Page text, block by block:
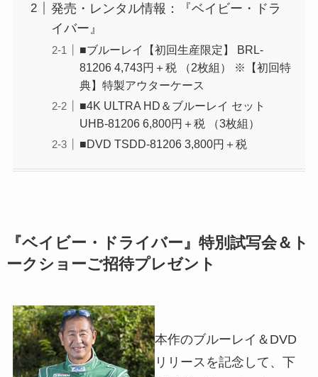
発売・レンタル情報：『ベイビー・ドラ
イバー』
■ブルーレイ【初回生産限定】 BRL-
81206 4,743円＋税 （2枚組） ※【初回特
典】特製アウターケース
■4K ULTRA HD＆ブルーレイ セット
UHB-81206 6,800円＋税 （3枚組）
■DVD TSDD-81206 3,800円＋税
『ベイビー・ドライバー』特別試写会＆ト
ークショーご招待プレゼント
本作のブルーレイ＆DVD
リリースを記念して、下